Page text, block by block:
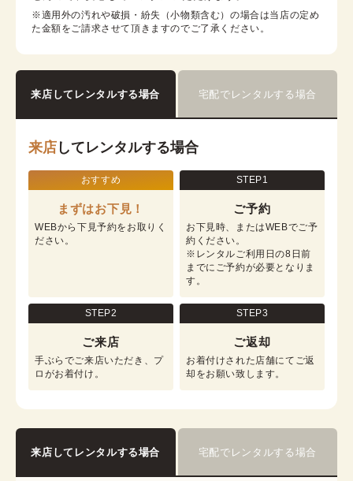
返却締め切り時間：18:00
※適用外の汚れや破損・紛失（小物類含む）の場合は当店の定め
た金額をご請求させて頂きますのでご了承ください。
来店してレンタルする場合 宅配でレンタルする場合
来店 してレンタルする場合
おすすめ
まずはお下見！
WEBから下見予約をお取りく
ださい。
STEP1
ご予約
お下見時、またはWEBでご予
約ください。
※レンタルご利用日の8日前
までにご予約が必要となりま
す。
STEP2
ご来店
手ぶらでご来店いただき、プ
ロがお着付け。
STEP3
ご返却
お着付けされた店舗にてご返
却をお願い致します。
来店してレンタルする場合 宅配でレンタルする場合